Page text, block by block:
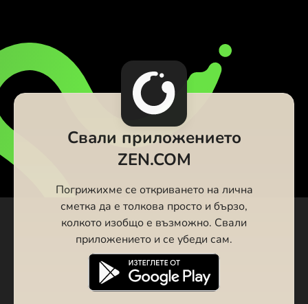
Свали приложението
ZEN.COM
Погрижихме се откриването на лична
сметка да е толкова просто и бързо,
колкото изобщо е възможно. Свали
приложението и се убеди сам.